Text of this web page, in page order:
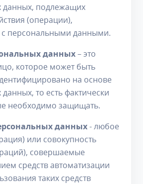
данных, подлежащих
(операции),
персональными данными.
данных– это
которое может быть
на основе
то есть фактически
необходимо защищать.
данных- любое
или совокупность
совершаемые
средств автоматизации
таких средств